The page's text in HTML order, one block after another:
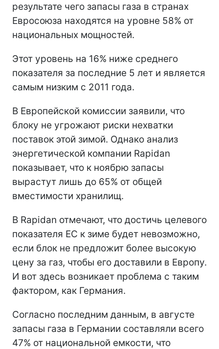
результате чего запасы газа в странах
Евросоюза находятся на уровне 58% от
национальных мощностей.
Этот уровень на 16% ниже среднего
показателя за последние 5 лет и является
самым низким с 2011 года.
В Европейской комиссии заявили, что
блоку не угрожают риски нехватки
поставок этой зимой. Однако анализ
энергетической компании Rapidan
показывает, что к ноябрю запасы
вырастут лишь до 65% от общей
вместимости хранилищ.
В Rapidan отмечают, что достичь целевого
показателя ЕС к зиме будет невозможно,
если блок не предложит более высокую
цену за газ, чтобы его доставили в Европу.
И вот здесь возникает проблема с таким
фактором, как Германия.
Согласно последним данным, в августе
запасы газа в Германии составляли всего
47% от национальной емкости, что